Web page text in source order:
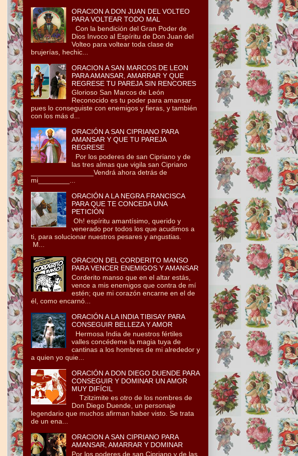
ORACION A DON JUAN DEL VOLTEO
PARA VOLTEAR TODO MAL
Con la bendición del Gran Poder de
Dios Invoco al Espíritu de Don Juan del
Volteo para voltear toda clase de
brujerías, hechic...
ORACION A SAN MARCOS DE LEON
PARA AMANSAR, AMARRAR Y QUE
REGRESE TU PAREJA SIN RENCORES
Glorioso San Marcos de León
Reconocido es tu poder para amansar
pues lo conseguiste con enemigos y fieras, y también
con los más d...
ORACIÓN A SAN CIPRIANO PARA
AMANSAR Y QUE TU PAREJA
REGRESE
Por los poderes de san Cipriano y de
las tres almas que vigila san Cipriano
________________Vendrá ahora detrás de
mi________...
ORACIÓN A LA NEGRA FRANCISCA
PARA QUE TE CONCEDA UNA
PETICIÓN
Oh! espíritu amantísimo, querido y
venerado por todos los que acudimos a
ti, para solucionar nuestros pesares y angustias.
M...
ORACION DEL CORDERITO MANSO
PARA VENCER ENEMIGOS Y AMANSAR
Corderito manso que en el altar estás,
vence a mis enemigos que contra de mí
estén; que mi corazón encarne en el de
él, como encarnó...
ORACIÓN A LA INDIA TIBISAY PARA
CONSEGUIR BELLEZA Y AMOR
Hermosa India de nuestros fértiles
valles concédeme la magia tuya de
cantinas a los hombres de mi alrededor y
a quien yo quie...
ORACIÓN A DON DIEGO DUENDE PARA
CONSEGUIR Y DOMINAR UN AMOR
MUY DIFÍCIL
Tzitzimite es otro de los nombres de
Don Diego Duende, un personaje
legendario que muchos afirman haber visto. Se trata
de un ena...
ORACION A SAN CIPRIANO PARA
AMANSAR, AMARRAR Y DOMINAR
Por los poderes de san Cipriano y de las